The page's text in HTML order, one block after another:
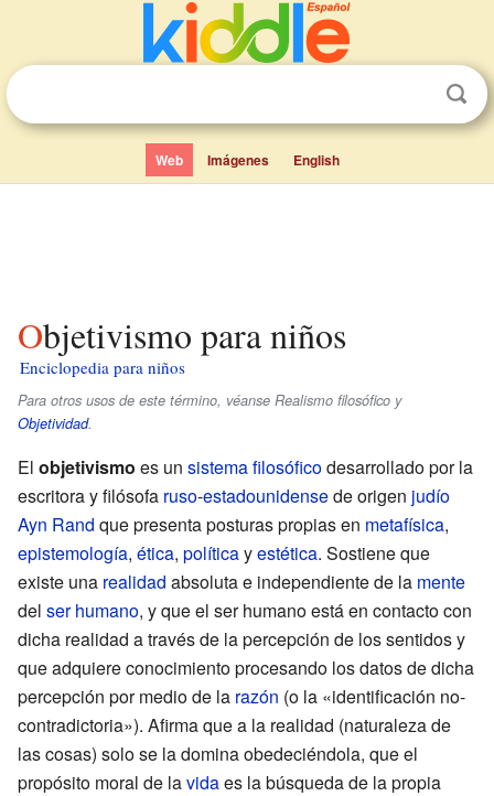
Web Imágenes English
Objetivismo para niños
Enciclopedia para niños
Para otros usos de este término, véanse Realismo filosófico y
Objetividad.
El objetivismo es un sistema filosóficodesarrollado por la
escritora y filósofa ruso-estadounidensede origen judío
Ayn Rand que presenta posturas propias en metafísica,
epistemología, ética, políticayestética. Sostiene que
existe una realidad absoluta e independiente de la mente
del ser humano, y que el ser humano está en contacto con
dicha realidad a través de la percepción de los sentidos y
que adquiere conocimiento procesando los datos de dicha
percepción por medio de la razón (o la «identificación no-
contradictoria»). Afirma que a la realidad (naturaleza de
las cosas) solo se la domina obedeciéndola, que el
propósito moral de lavidaes la búsqueda de la propia